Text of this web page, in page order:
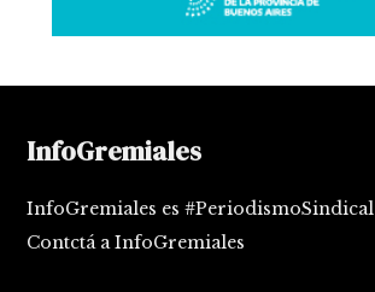
InfoGremiales
InfoGremiales es #PeriodismoSindical
Contctá a InfoGremiales